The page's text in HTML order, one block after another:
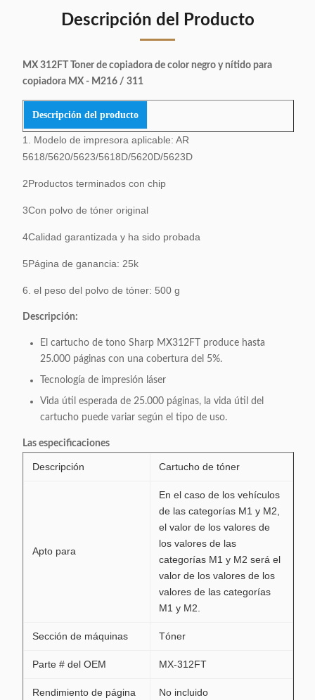
Descripción del Producto
MX 312FT Toner de copiadora de color negro y nítido para
copiadora MX - M216 / 311
Descripción del producto
1. Modelo de impresora aplicable: AR
5618/5620/5623/5618D/5620D/5623D
2Productos terminados con chip
3Con polvo de tóner original
4Calidad garantizada y ha sido probada
5Página de ganancia: 25k
6. el peso del polvo de tóner: 500 g
Descripción:
El cartucho de tono Sharp MX312FT produce hasta
25.000 páginas con una cobertura del 5%.
Tecnología de impresión láser
Vida útil esperada de 25.000 páginas, la vida útil del
cartucho puede variar según el tipo de uso.
Las especificaciones
Descripción Cartucho de tóner
Apto para
En el caso de los vehículos
de las categorías M1 y M2,
el valor de los valores de
los valores de las
categorías M1 y M2 será el
valor de los valores de los
valores de las categorías
M1 y M2.
Sección de máquinas Tóner
Parte # del OEM MX-312FT
Rendimiento de página No incluido